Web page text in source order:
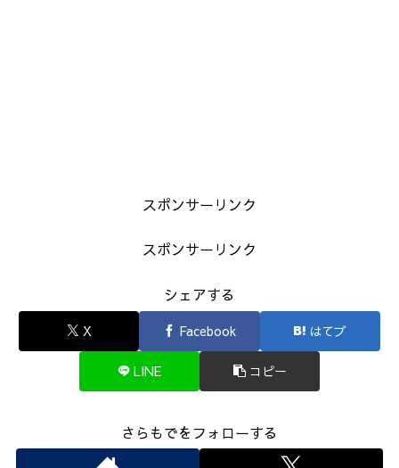
スポンサーリンク
スポンサーリンク
シェアする
X Facebook はてブ
LINE コピー
さらもでをフォローする